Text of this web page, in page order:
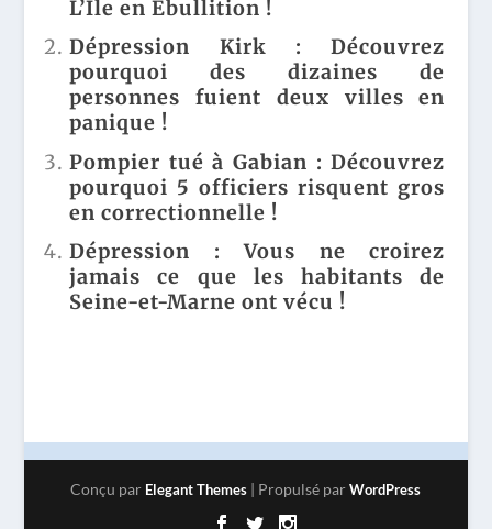
JUIF"
- LA
RATP
RÉAG
IT !
TOU
T
EST
SUB
BLE
INE
TRAI
L EN
NCE
QUI
VA
VOUS
NNE
R !
L’Île en Ébullition !
Dépression Kirk : Découvrez
pourquoi des dizaines de
personnes fuient deux villes en
panique !
Pompier tué à Gabian : Découvrez
pourquoi 5 officiers risquent gros
en correctionnelle !
Dépression : Vous ne croirez
jamais ce que les habitants de
Seine-et-Marne ont vécu !
Conçu par Elegant Themes | Propulsé parWordPress